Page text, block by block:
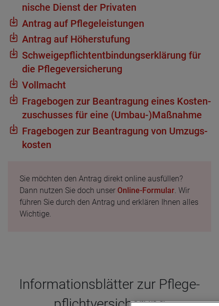
ni­sche Dienst der Pri­va­ten
Antrag auf Pfle­ge­leis­tun­gen
Antrag auf Höher­stu­fung
Schwei­ge­pflich­tent­bin­dungs­er­klä­rung für
die Pfle­ge­ver­si­che­rung
Voll­macht
Fra­ge­bo­gen zur Bean­tra­gung eines Kos­ten­
zu­schus­ses für eine (Umbau-)Maß­nahme
Fra­ge­bo­gen zur Bean­tra­gung von Umzugs­
kos­ten
Sie möchten den Antrag direkt online ausfüllen?
Dann nutzen Sie doch unser Online-Formular. Wir
führen Sie durch den Antrag und erklären Ihnen alles
Wichtige.
Infor­ma­ti­ons­blät­ter zur Pfle­ge­